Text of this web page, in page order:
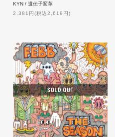
KYN / 遺伝子変革
2,381円(税込2,619円)